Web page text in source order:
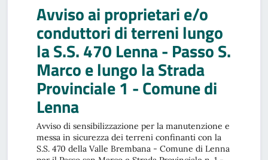
Avviso ai proprietari e/o
conduttori di terreni lungo
la S.S. 470 Lenna - Passo S.
Marco e lungo la Strada
Provinciale 1 - Comune di
Lenna
Avviso di sensibilizzazione per la manutenzione e
messa in sicurezza dei terreni confinanti con la
S.S. 470 della Valle Brembana - Comune di Lenna